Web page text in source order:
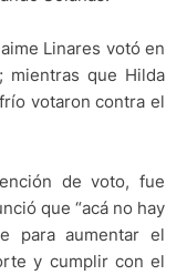
Linares votó en
mientras que Hilda
votaron contra el
de voto, fue
que “acá no hay
para aumentar el
y cumplir con el